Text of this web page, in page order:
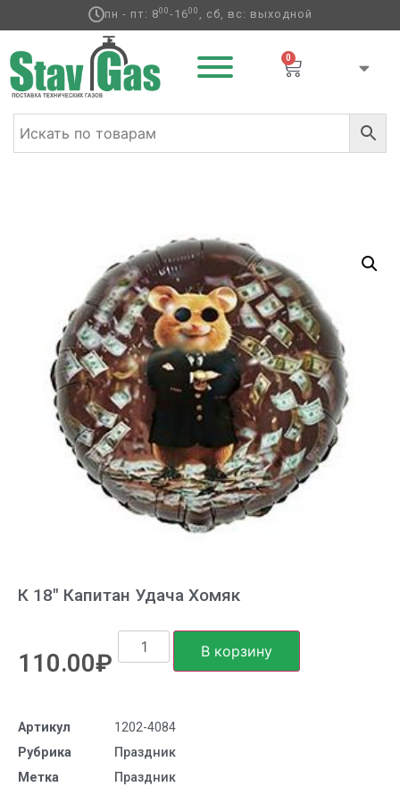
пн - пт: 800-1600 , сб, вс: выходной
0
К 18″ Капитан Удача Хомяк
110.00₽ В корзину
Артикул
1202-4084
Рубрика
Праздник
Метка
Праздник